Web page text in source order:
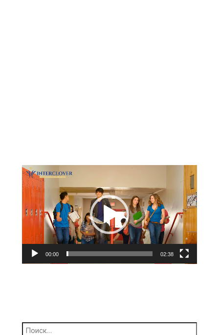
Видеоплеер
00:00 02:38
Найти: